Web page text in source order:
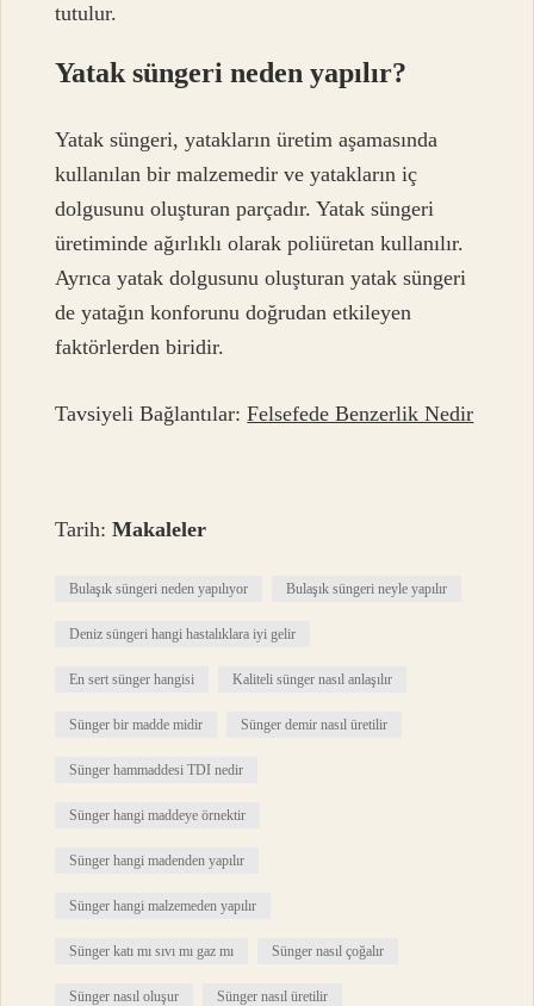
tutulur.
Yatak süngeri neden yapılır?
Yatak süngeri, yatakların üretim aşamasında
kullanılan bir malzemedir ve yatakların iç
dolgusunu oluşturan parçadır. Yatak süngeri
üretiminde ağırlıklı olarak poliüretan kullanılır.
Ayrıca yatak dolgusunu oluşturan yatak süngeri
de yatağın konforunu doğrudan etkileyen
faktörlerden biridir.
Tavsiyeli Bağlantılar:Felsefede Benzerlik Nedir
Tarih:Makaleler
Bulaşık süngeri neden yapılıyor Bulaşık süngeri neyle yapılır
Deniz süngeri hangi hastalıklara iyi gelir
En sert sünger hangisi Kaliteli sünger nasıl anlaşılır
Sünger bir madde midir Sünger demir nasıl üretilir
Sünger hammaddesi TDI nedir
Sünger hangi maddeye örnektir
Sünger hangi madenden yapılır
Sünger hangi malzemeden yapılır
Sünger katı mı sıvı mı gaz mı Sünger nasıl çoğalır
Sünger nasıl oluşur Sünger nasıl üretilir